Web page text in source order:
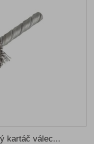
kartáč válec...